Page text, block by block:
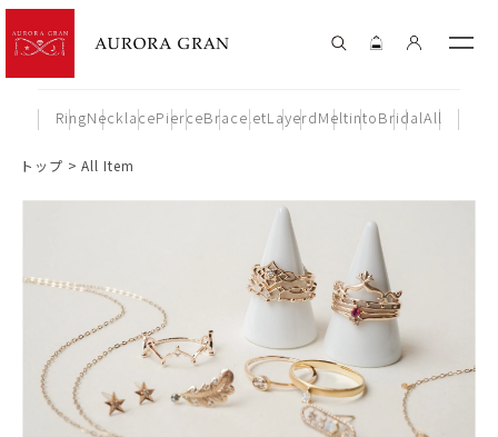
RingNecklacePierceBraceletLayerdMeltintoBridalAll
トップ All Item